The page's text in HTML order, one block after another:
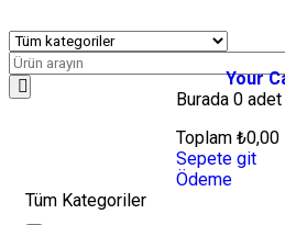
Your
Burada 0 adet
Toplam ₺0,00
Sepete git
Ödeme
Tüm Kategoriler